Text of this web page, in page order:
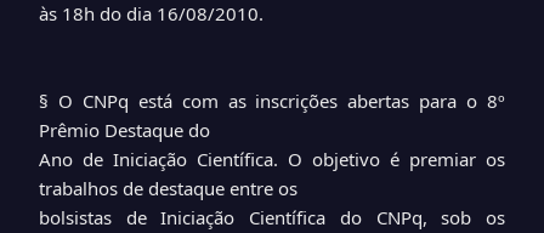
às 18h do dia 16/08/2010.
§ O CNPq está com as inscrições abertas para o 8º
Prêmio Destaque do
Ano de Iniciação Científica. O objetivo é premiar os
trabalhos de destaque entre os
bolsistas de Iniciação Científica do CNPq, sob os